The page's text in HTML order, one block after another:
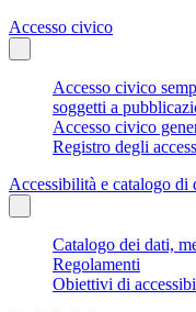
Accesso civico
Accesso civico
soggetti a
Accesso civico
Registro degli
Accessibilità e catalogo di
Catalogo dei dati,
Regolamenti
Obiettivi di